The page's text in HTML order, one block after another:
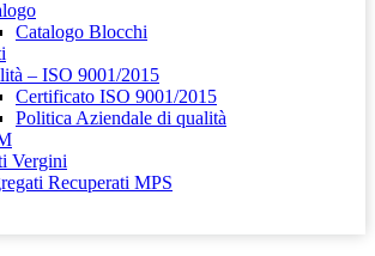
Catalogo Blocchi
– ISO 9001/2015
Certificato ISO 9001/2015
Politica Aziendale di qualità
Vergini
Recuperati MPS